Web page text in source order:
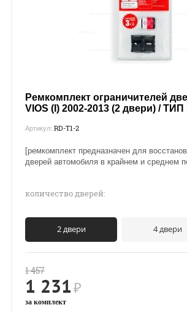
Ремкомплект ограничителей
VIOS (I) 2002-2013 (2 двери) / ТИП
Артикул: RD-T1-2
[ремкомплект предназначен для
дверей автомобиля в крайнем и среднем
количество дверей:
2 двери 4 двери
1 457
1 231 ₽
за комплект